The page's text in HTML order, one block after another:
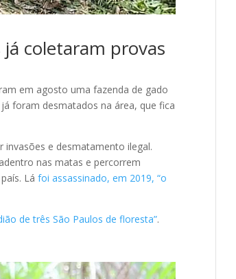
coletaram provas
em agosto uma fazenda de gado
foram desmatados na área, que fica
e desmatamento ilegal.
nas matas e percorrem
Láfoi assassinado, em 2019, “o
de três São Paulos de floresta”.